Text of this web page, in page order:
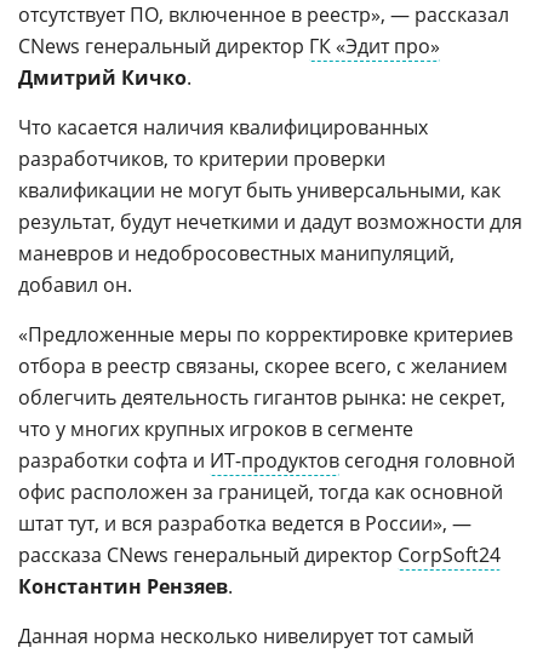
отсутствует ПО, включенное в реестр», — рассказал
CNews генеральный директор ГК «Эдит про»
Дмитрий Кичко.
Что касается наличия квалифицированных
разработчиков, то критерии проверки
квалификации не могут быть универсальными, как
результат, будут нечеткими и дадут возможности для
маневров и недобросовестных манипуляций,
добавил он.
«Предложенные меры по корректировке критериев
отбора в реестр связаны, скорее всего, с желанием
облегчить деятельность гигантов рынка: не секрет,
что у многих крупных игроков в сегменте
разработки софта и ИТ-продуктов сегодня головной
офис расположен за границей, тогда как основной
штат тут, и вся разработка ведется в России», —
рассказа CNews генеральный директор CorpSoft24
Константин Рензяев.
Данная норма несколько нивелирует тот самый